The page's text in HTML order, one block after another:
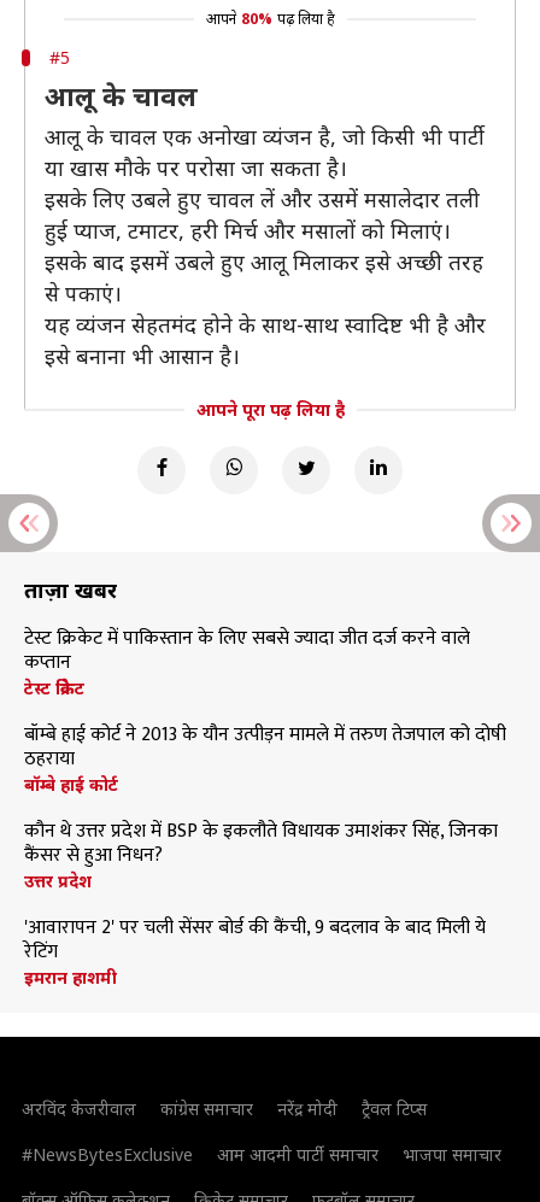
आपने 80% पढ़ लिया है
#5
आलू के चावल
आलू के चावल एक अनोखा व्यंजन है, जो किसी भी पार्टी
या खास मौके पर परोसा जा सकता है।
इसके लिए उबले हुए चावल लें और उसमें मसालेदार तली
हुई प्याज, टमाटर, हरी मिर्च और मसालों को मिलाएं।
इसके बाद इसमें उबले हुए आलू मिलाकर इसे अच्छी तरह
से पकाएं।
यह व्यंजन सेहतमंद होने के साथ-साथ स्वादिष्ट भी है और
इसे बनाना भी आसान है।
आपने पूरा पढ़ लिया है
ताज़ा खबरें
टेस्ट क्रिकेट में पाकिस्तान के लिए सबसे ज्यादा जीत दर्ज करने वाले
कप्तान
टेस्ट क्रिकेट
बॉम्बे हाई कोर्ट ने 2013 के यौन उत्पीड़न मामले में तरुण तेजपाल को दोषी
ठहराया
बॉम्बे हाई कोर्ट
कौन थे उत्तर प्रदेश में BSP के इकलौते विधायक उमाशंकर सिंह, जिनका
कैंसर से हुआ निधन?
उत्तर प्रदेश
'आवारापन 2' पर चली सेंसर बोर्ड की कैंची, 9 बदलाव के बाद मिली ये
रेटिंग
इमरान हाशमी
अरविंद केजरीवाल कांग्रेस समाचार नरेंद्र मोदी
ट्रैवल टिप्स
#NewsBytesExclusive
आम आदमी पार्टी समाचार
भाजपा समाचार